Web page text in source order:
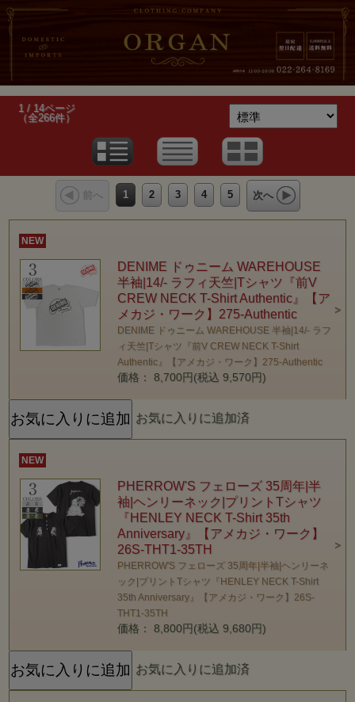
1 / 14ページ
（全266件）
前へ 1 2 3 4 5 次へ
NEW
DENIME ドゥニーム WAREHOUSE
半袖|14/- ラフィ天竺|Tシャツ『前V
CREW NECK T-Shirt Authentic』【ア
メカジ・ワーク】275-Authentic
DENIME ドゥニーム WAREHOUSE 半袖|14/- ラフ
ィ天竺|Tシャツ『前V CREW NECK T-Shirt
Authentic』【アメカジ・ワーク】275-Authentic
価格： 8,700円(税込 9,570円)
お気に入りに追加済
NEW
PHERROW'S フェローズ 35周年|半
袖|ヘンリーネック|プリントTシャツ
『HENLEY NECK T-Shirt 35th
Anniversary』【アメカジ・ワーク】
26S-THT1-35TH
PHERROW'S フェローズ 35周年|半袖|ヘンリーネ
ック|プリントTシャツ『HENLEY NECK T-Shirt
35th Anniversary』【アメカジ・ワーク】26S-
THT1-35TH
価格： 8,800円(税込 9,680円)
お気に入りに追加済